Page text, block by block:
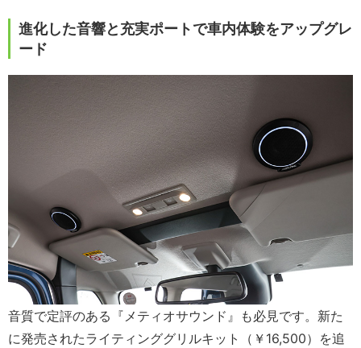
進化した音響と充実ポートで車内体験をアップグレ
ード
音質で定評のある『メティオサウンド』も必見です。新た
に発売されたライティンググリルキット（￥16,500）を追